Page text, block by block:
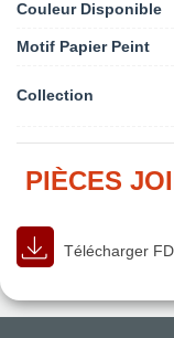
Couleur Disponible
Motif Papier Peint
Collection
PIÈCES
Télécharger